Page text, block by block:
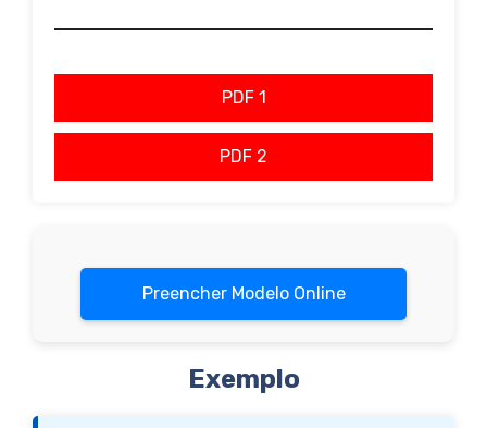
PDF 1
PDF 2
Preencher Modelo Online
Exemplo